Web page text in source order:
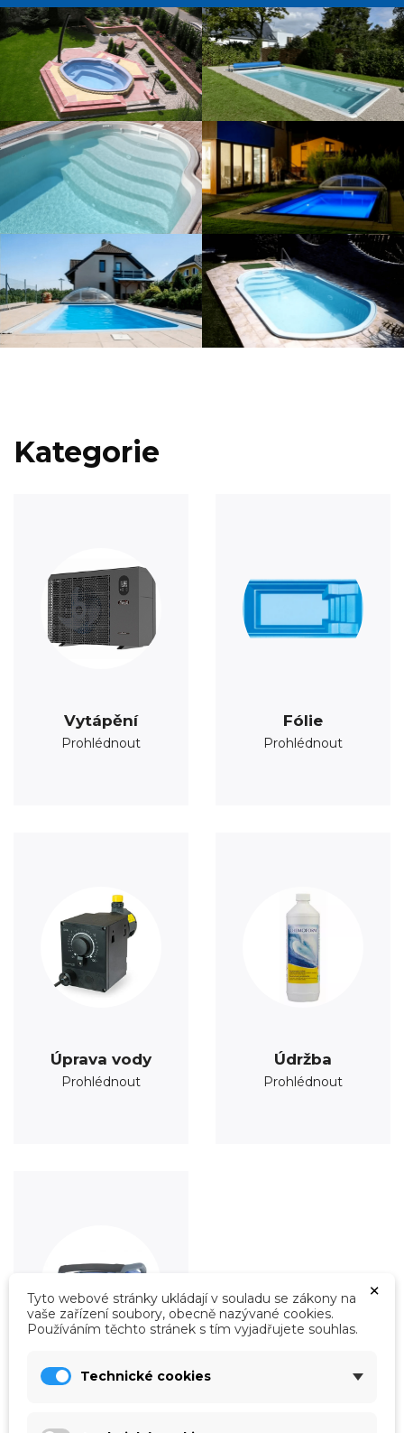
Kategorie
Vytápění
Prohlédnout
Fólie
Prohlédnout
Úprava vody
Prohlédnout
Údržba
Prohlédnout
×
Tyto webové stránky ukládají v souladu se zákony na
vaše zařízení soubory, obecně nazývané cookies.
Používáním těchto stránek s tím vyjadřujete souhlas.
Technické cookies